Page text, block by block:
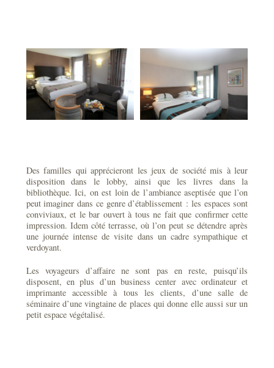
Des familles qui apprécieront les jeux de société mis à leur
disposition dans le lobby, ainsi que les livres dans la
bibliothèque. Ici, on est loin de l’ambiance aseptisée que l’on
peut imaginer dans ce genre d’établissement : les espaces sont
conviviaux, et le bar ouvert à tous ne fait que confirmer cette
impression. Idem côté terrasse, où l’on peut se détendre après
une journée intense de visite dans un cadre sympathique et
verdoyant.
Les voyageurs d’affaire ne sont pas en reste, puisqu’ils
disposent, en plus d’un business center avec ordinateur et
imprimante accessible à tous les clients, d’une salle de
séminaire d’une vingtaine de places qui donne elle aussi sur un
petit espace végétalisé.